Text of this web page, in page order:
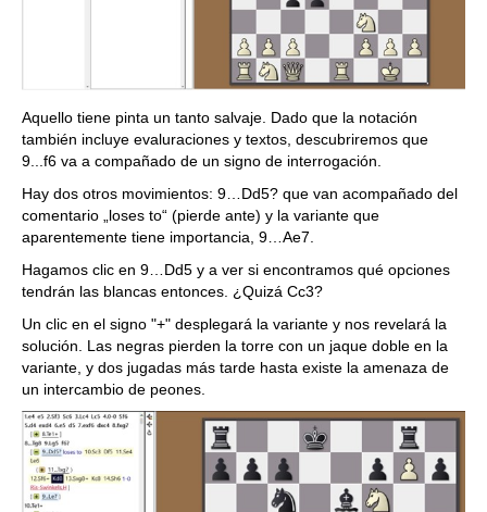
Aquello tiene pinta un tanto salvaje. Dado que la notación
también incluye evaluraciones y textos, descubriremos que
9...f6 va a compañado de un signo de interrogación.
Hay dos otros movimientos: 9…Dd5? que van acompañado del
comentario „loses to“ (pierde ante) y la variante que
aparentemente tiene importancia, 9…Ae7.
Hagamos clic en 9…Dd5 y a ver si encontramos qué opciones
tendrán las blancas entonces. ¿Quizá Cc3?
Un clic en el signo "+" desplegará la variante y nos revelará la
solución. Las negras pierden la torre con un jaque doble en la
variante, y dos jugadas más tarde hasta existe la amenaza de
un intercambio de peones.